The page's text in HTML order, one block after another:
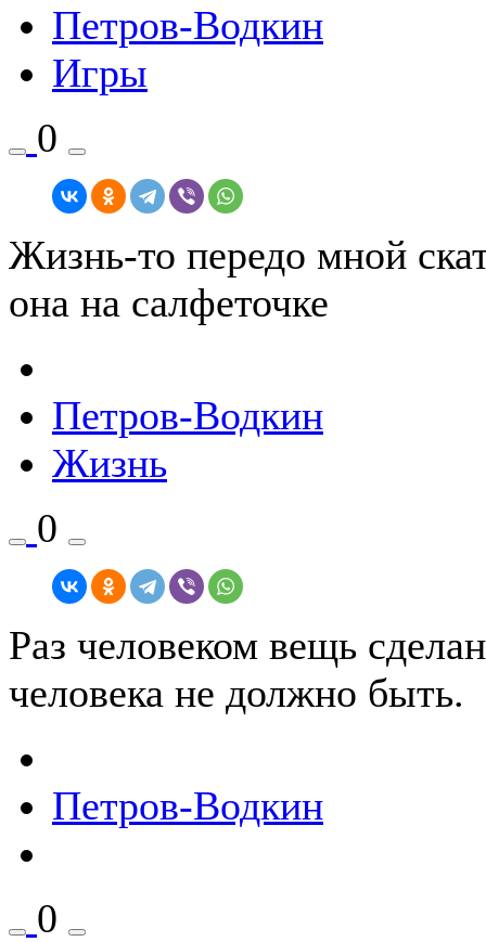
Петров-Водкин
Игры
0
Жизнь-то передо мной
она на салфеточке
Петров-Водкин
Жизнь
0
Раз человеком вещь
человека не должно быть.
Петров-Водкин
0